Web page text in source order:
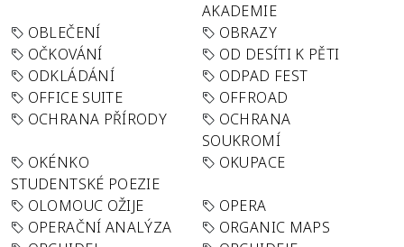
AKADEMIE
OBLEČENÍ
OBRAZY
OČKOVÁNÍ
OD DESÍTI K PĚTI
ODKLÁDÁNÍ
ODPAD FEST
OFFICE SUITE
OFFROAD
OCHRANA PŘÍRODY
OCHRANA
SOUKROMÍ
OKÉNKO
STUDENTSKÉ POEZIE
OKUPACE
OLOMOUC OŽIJE
OPERA
OPERAČNÍ ANALÝZA
ORGANIC MAPS